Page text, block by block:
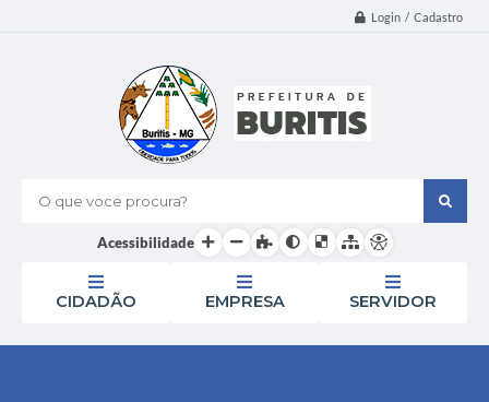
Login / Cadastro
O que voce procura?
Acessibilidade
CIDADÃO EMPRESA SERVIDOR